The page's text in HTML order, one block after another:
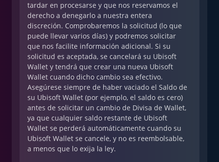
tardar en procesarse y que nos reservamos el
derecho a denegarlo a nuestra entera
discreción. Comprobaremos la solicitud (lo que
puede llevar varios días) y podremos solicitar
que nos facilite información adicional. Si su
solicitud es aceptada, se cancelará su Ubisoft
Wallet y tendrá que crear una nueva Ubisoft
Wallet cuando dicho cambio sea efectivo.
Asegúrese siempre de haber vaciado el Saldo de
su Ubisoft Wallet (por ejemplo, el saldo es cero)
antes de solicitar un cambio de Divisa de Wallet,
ya que cualquier saldo restante de Ubisoft
Wallet se perderá automáticamente cuando su
Ubisoft Wallet se cancele, y no es reembolsable,
a menos que lo exija la ley.